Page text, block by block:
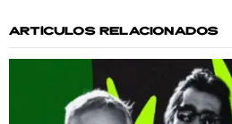
ARTÍCULOS RELACIONADOS